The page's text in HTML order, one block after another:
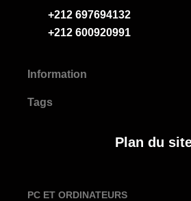
+212 697694132
+212 600920991
Information
Tags
Plan du
PC ET ORDINATEURS